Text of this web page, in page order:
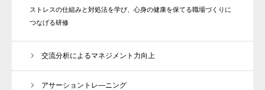
ストレスの仕組みと対処法を学び、心身の健康を保てる職場づくりに
つなげる研修
交流分析によるマネジメント力向上
アサーショントレ―ニング